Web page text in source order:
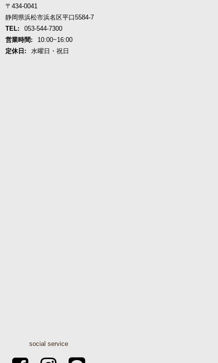
〒434-0041
静岡県浜松市浜名区平口5584-7
TEL:
053-544-7300
営業時間:
10:00~16:00
定休日:
水曜日・祝日
social service